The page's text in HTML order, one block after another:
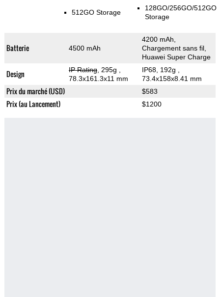
512GO Storage
128GO/256GO/512GO
Storage
Batterie 4500 mAh
4200 mAh,
Chargement sans fil,
Huawei Super Charge
Design IP Rating, 295g
78.3x161.3x11 mm
IP68, 192g
73.4x158x8.41 mm
Prix du marché (USD) $583
Prix (au Lancement) $1200